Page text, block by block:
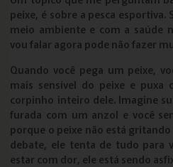
peixe, é sobre a pesca esportiva.
meio ambiente e com a saúde
vou falar agora pode não fazer
Quando você pega um peixe,
mais sensível do peixe e
corpinho inteiro dele. Imagine
furada com um anzol e você
porque o peixe não está
debate, ele tenta de tudo para
estar com dor, ele está sendo